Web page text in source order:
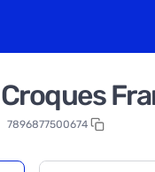
7896877500674